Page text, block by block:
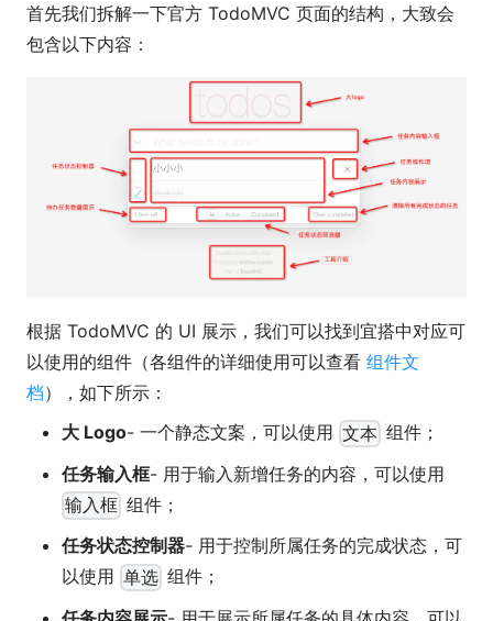
首先我们拆解一下官方 TodoMVC 页面的结构，大致会
包含以下内容：
根据 TodoMVC 的 UI 展示，我们可以找到宜搭中对应可
以使用的组件（各组件的详细使用可以查看 组件文
档），如下所示：
大 Logo- 一个静态文案，可以使用 文本 组件；
任务输入框- 用于输入新增任务的内容，可以使用
输入框 组件；
任务状态控制器- 用于控制所属任务的完成状态，可
以使用 单选 组件；